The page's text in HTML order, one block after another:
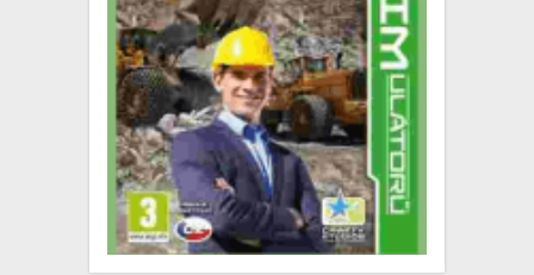
XZONE KLUB
TCG & BOARDGAME HUB
VÝKUP HER (BAZAR)